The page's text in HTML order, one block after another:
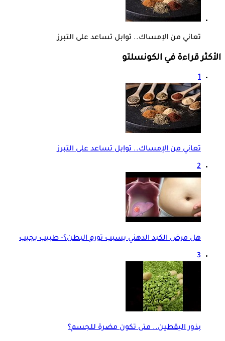
تعاني من الإمساك.. توابل تساعد على التبرز
الأكثر قراءة في الكونسلتو
1
تعاني من الإمساك.. توابل تساعد على التبرز
2
هل مرض الكبد الدهني يسبب تورم البطن؟- طبيب يجيب
3
بذور اليقطين.. متى تكون مضرة للجسم؟